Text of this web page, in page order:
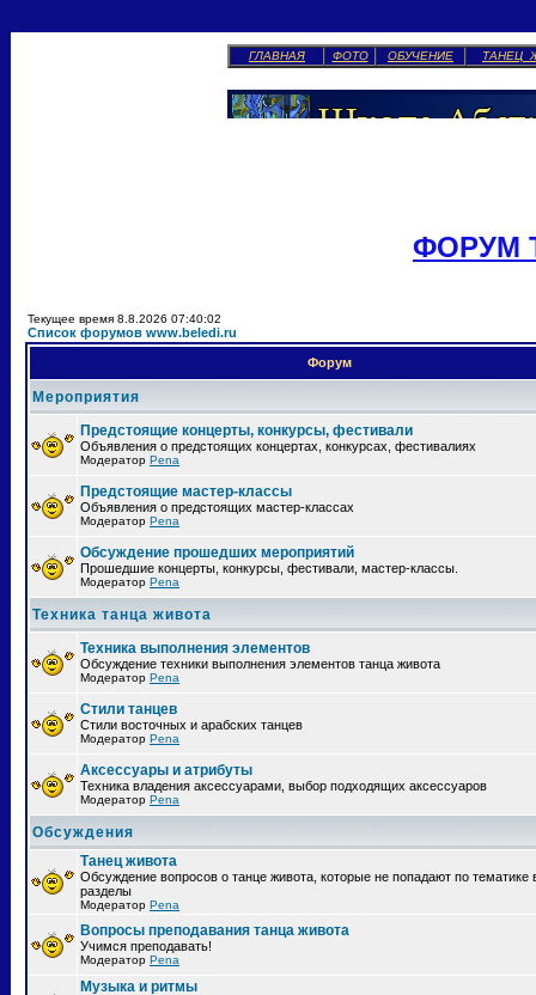
ГЛАВНАЯ ФОТО ОБУЧЕНИЕ ТАНЕЦ
ФОРУМ
Текущее время 8.8.2026 07:40:02
Список форумов www.beledi.ru
Форум
Мероприятия
Предстоящие концерты, конкурсы, фестивали
Объявления о предстоящих концертах, конкурсах, фестивалиях
Модератор Pena
Предстоящие мастер-классы
Объявления о предстоящих мастер-классах
Модератор Pena
Обсуждение прошедших мероприятий
Прошедшие концерты, конкурсы, фестивали, мастер-классы.
Модератор Pena
Техника танца живота
Техника выполнения элементов
Обсуждение техники выполнения элементов танца живота
Модератор Pena
Стили танцев
Стили восточных и арабских танцев
Модератор Pena
Аксессуары и атрибуты
Техника владения аксессуарами, выбор подходящих аксессуаров
Модератор Pena
Обсуждения
Танец живота
Обсуждение вопросов о танце живота, которые не попадают по тематике
разделы
Модератор Pena
Вопросы преподавания танца живота
Учимся преподавать!
Модератор Pena
Музыка и ритмы